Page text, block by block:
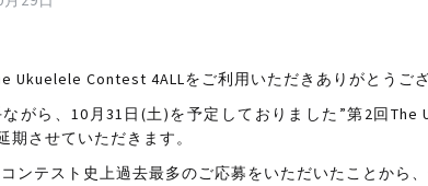
Ukuelele Contest 4ALLをご利用いただきありがとうご
がら、10月31日(土)を予定しておりました”第2回The
期させていただきます。
ンテスト史上過去最多のご応募をいただいたことから